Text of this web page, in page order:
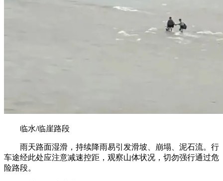
临水/临崖路段
雨天路面湿滑，持续降雨易引发滑坡、崩塌、泥石流。行
车途经此处应注意减速控距，观察山体状况，切勿强行通过危
险路段。